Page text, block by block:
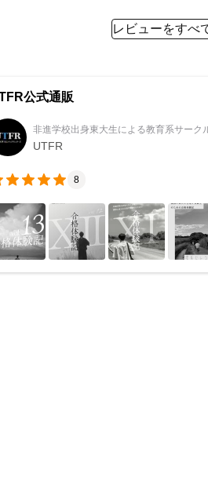
レビューをすべ
公式通販
非進学校出身東大生による教育系サーク
UTFR
8